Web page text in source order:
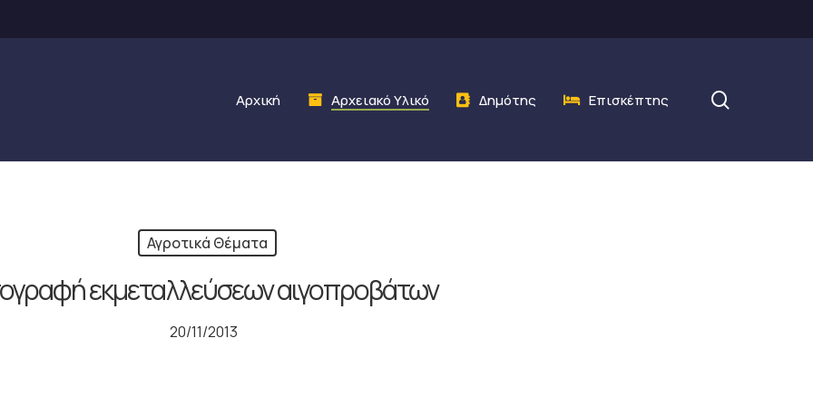
Αρχική Αρχειακό Υλικό Δημότης Επισκέπτης
Αγροτικά Θέματα
εκμεταλλεύσεων αιγοπροβάτων
20/11/2013